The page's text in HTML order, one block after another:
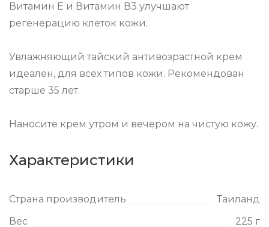
Витамин Е и Витамин В3 улучшают
регенерацию клеток кожи.
Увлажняющий тайский антивозрастной крем
идеален, для всех типов кожи. Рекомендован
старше 35 лет.
Наносите крем утром и вечером на чистую кожу.
Характеристики
Страна производитель
Таиланд
Вес
225 г